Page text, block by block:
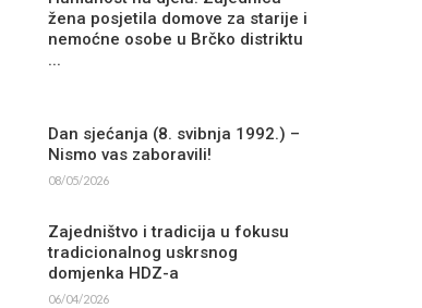
žena posjetila domove za starije i
nemoćne osobe u Brčko distriktu
...
Dan sjećanja (8. svibnja 1992.) –
Nismo vas zaboravili!
08/05/2026
Zajedništvo i tradicija u fokusu
tradicionalnog uskrsnog
domjenka HDZ-a
06/04/2026